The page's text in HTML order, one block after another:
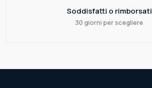
Soddisfatti o rimborsati
30 giorni per scegliere